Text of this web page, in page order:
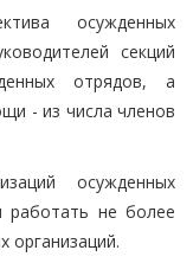
осужденных
секций
отрядов, а
- из числа членов
осужденных
работать не более
организаций.